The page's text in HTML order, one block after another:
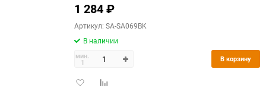
1 284₽
Артикул: SA-SA069BK
В наличии
мин.
1
ДобавитьДобавить
В корзину